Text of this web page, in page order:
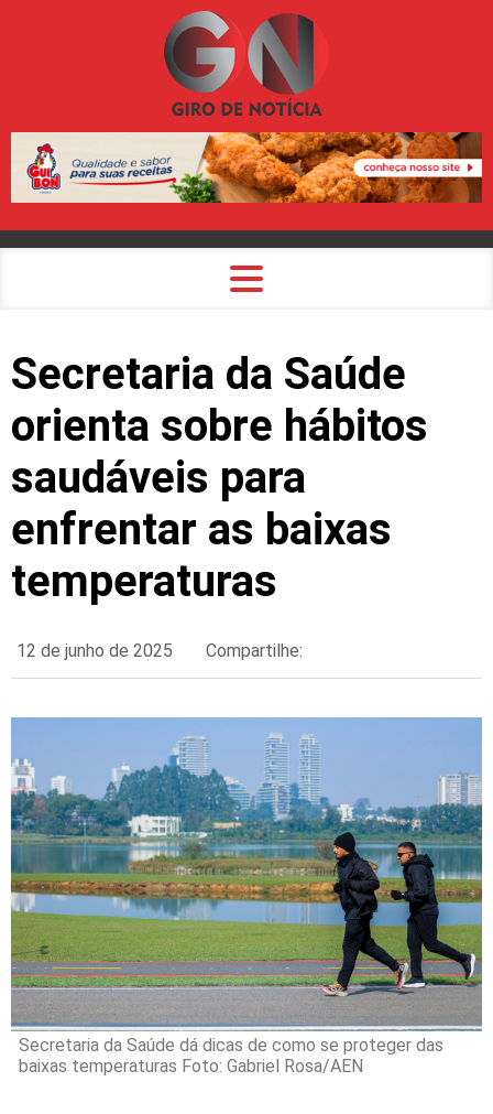
Secretaria da Saúde
orienta sobre hábitos
saudáveis para
enfrentar as baixas
temperaturas
12 de junho de 2025 Compartilhe:
Secretaria da Saúde dá dicas de como se proteger das
baixas temperaturas Foto: Gabriel Rosa/AEN